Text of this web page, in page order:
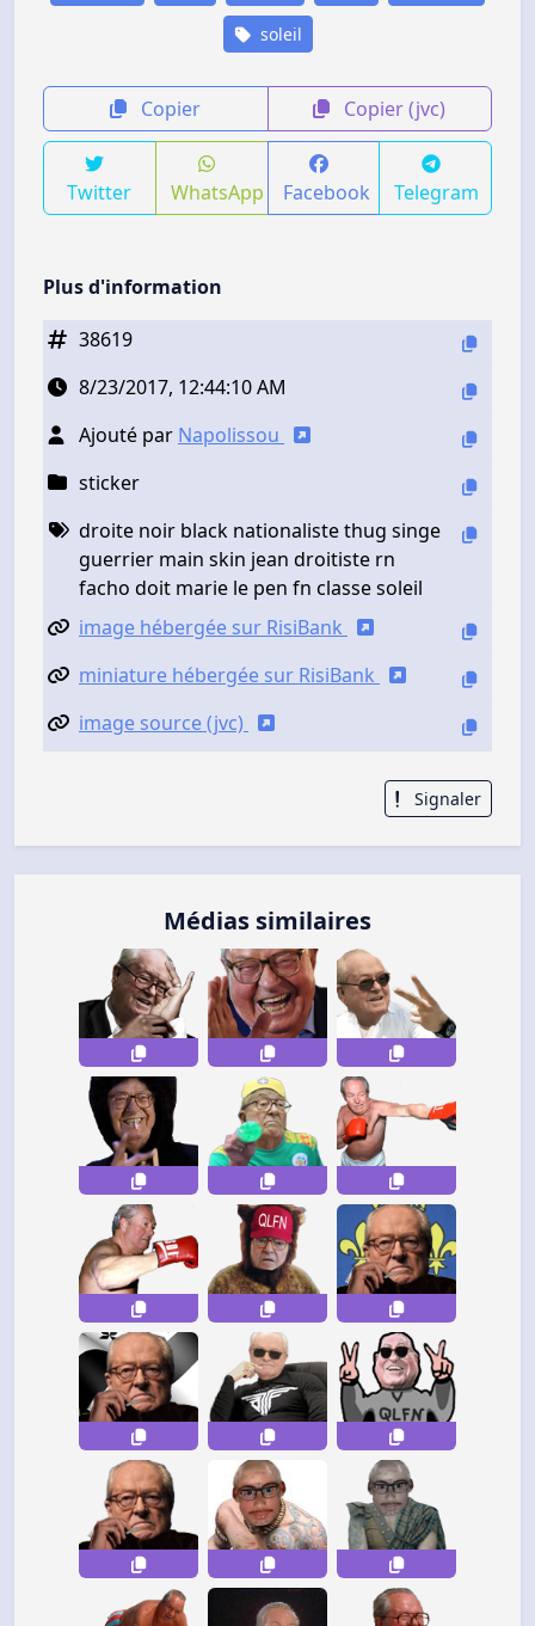
soleil
Copier Copier (jvc)
Twitter WhatsApp Facebook Telegram
Plus d'information
38619
8/23/2017, 12:44:10 AM
Ajouté par Napolissou
sticker
droite noir black nationaliste thug singe
guerrier main skin jean droitiste rn
facho doit marie le pen fn classe soleil
image hébergée sur RisiBank
miniature hébergée sur RisiBank
image source (jvc)
Signaler
Médias similaires